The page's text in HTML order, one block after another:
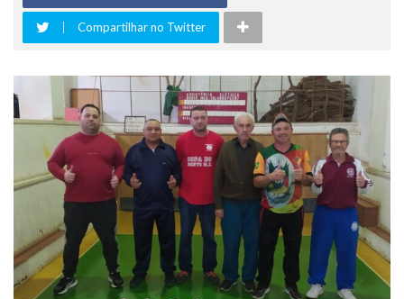
Compartilhar no Twitter